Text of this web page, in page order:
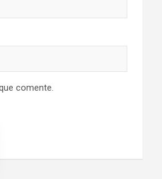
comente.